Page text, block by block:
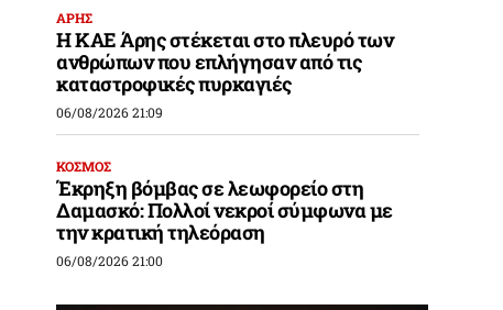
ΑΡΗΣ
Η ΚΑΕ Άρης στέκεται στο πλευρό των
ανθρώπων που επλήγησαν από τις
καταστροφικές πυρκαγιές
06/08/2026 21:09
ΚΟΣΜΟΣ
Έκρηξη βόμβας σε λεωφορείο στη
Δαμασκό: Πολλοί νεκροί σύμφωνα με
την κρατική τηλεόραση
06/08/2026 21:00